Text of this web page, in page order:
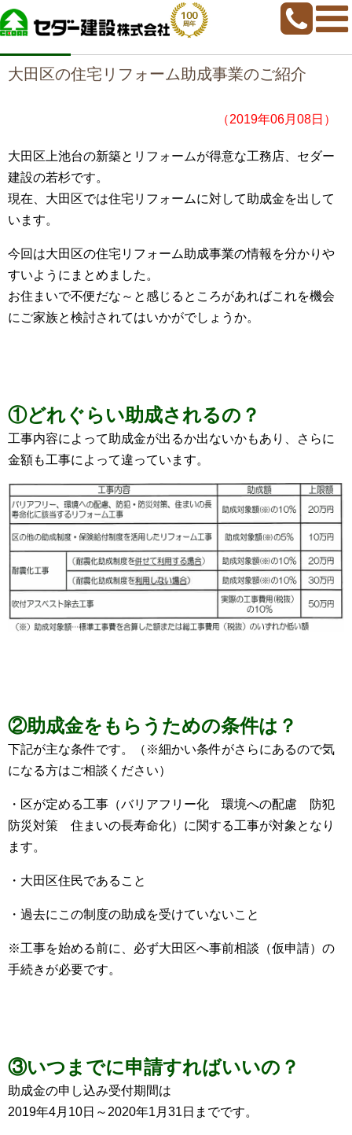
home >若ちゃんブログ> 大田区の住宅リフォーム助成事業のご紹介
大田区の住宅リフォーム助成事業のご紹介
（2019年06月08日）
大田区上池台の新築とリフォームが得意な工務店、セダー
建設の若杉です。
現在、大田区では住宅リフォームに対して助成金を出して
います。
今回は大田区の住宅リフォーム助成事業の情報を分かりや
すいようにまとめました。
お住まいで不便だな～と感じるところがあればこれを機会
にご家族と検討されてはいかがでしょうか。
①どれぐらい助成されるの？
工事内容によって助成金が出るか出ないかもあり、さらに
金額も工事によって違っています。
②助成金をもらうための条件は？
下記が主な条件です。（※細かい条件がさらにあるので気
になる方はご相談ください）
・区が定める工事（バリアフリー化 環境への配慮 防犯
防災対策 住まいの長寿命化）に関する工事が対象となり
ます。
・大田区住民であること
・過去にこの制度の助成を受けていないこと
※工事を始める前に、必ず大田区へ事前相談（仮申請）の
手続きが必要です。
③いつまでに申請すればいいの？
助成金の申し込み受付期間は
2019年4月10日～2020年1月31日までです。